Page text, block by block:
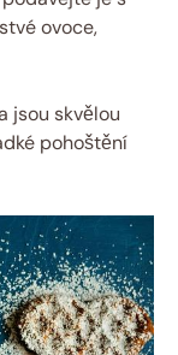
ovoce,
jsou skvělou
pohoštění